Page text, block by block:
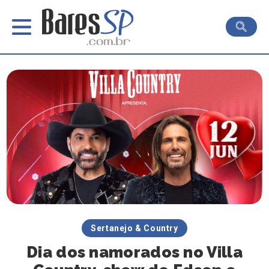
Sertanejo & Country
Dia dos namorados no Villa